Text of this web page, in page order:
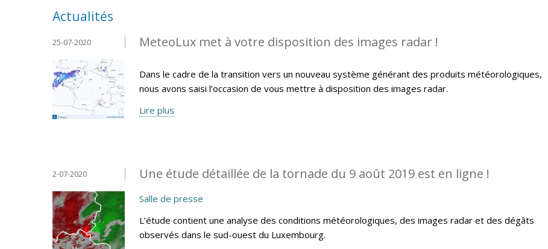
Actualités
MeteoLux met à votre disposition des images radar !
25-07-2020
Dans le cadre de la transition vers un nouveau système générant des produits météorologiques,
nous avons saisi l’occasion de vous mettre à disposition des images radar.
Lire plus
Une étude détaillée de la tornade du 9 août 2019 est en ligne !
2-07-2020
Salle de presse
L’étude contient une analyse des conditions météorologiques, des images radar et des dégâts
observés dans le sud-ouest du Luxembourg.